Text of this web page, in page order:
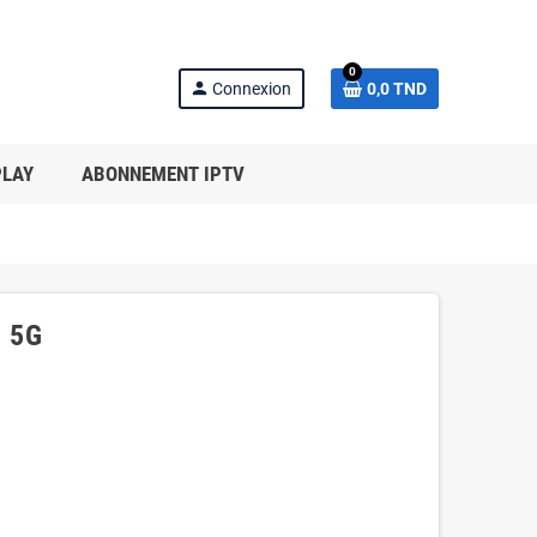
person Connexion
0
0,0 TND
ABONNEMENT IPTV
5G